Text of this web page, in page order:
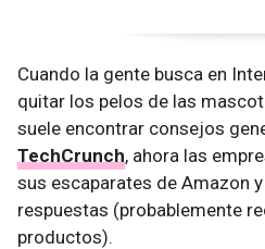
Cuando la gente busca en
quitar los pelos de las
suele encontrar consejos
TechCrunch, ahora las
sus escaparates de Amazon
respuestas (probablemente
productos).